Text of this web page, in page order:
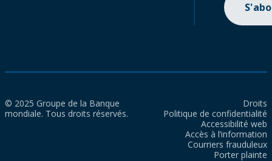
© 2025 Groupe de la Banque
mondiale. Tous droits réservés.
Droits
Politique de confidentialité
Accessibilité web
Accès à l’information
Courriers frauduleux
Porter plainte